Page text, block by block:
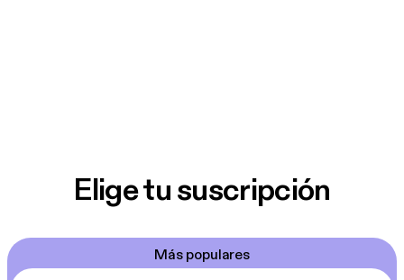
Elige tu suscripción
Más populares